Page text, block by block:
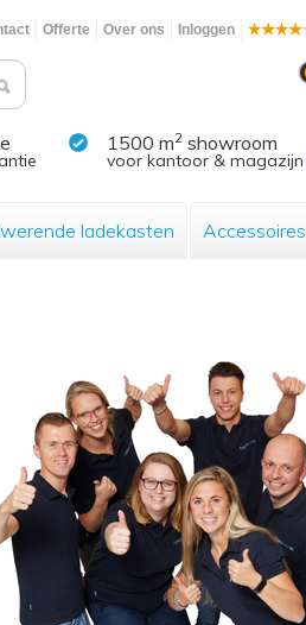
Offerte Over ons Inloggen
1500 m2 showroom
voor kantoor & magazijn
ladekasten Accessoires